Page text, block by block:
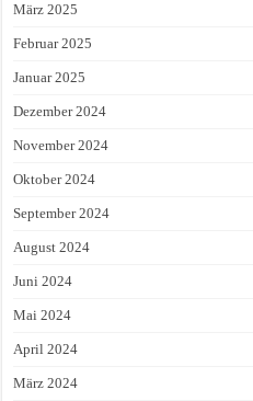
März 2025
Februar 2025
Januar 2025
Dezember 2024
November 2024
Oktober 2024
September 2024
August 2024
Juni 2024
Mai 2024
April 2024
März 2024